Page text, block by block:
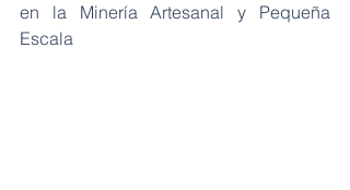
en la Minería Artesanal y Pequeña
Escala